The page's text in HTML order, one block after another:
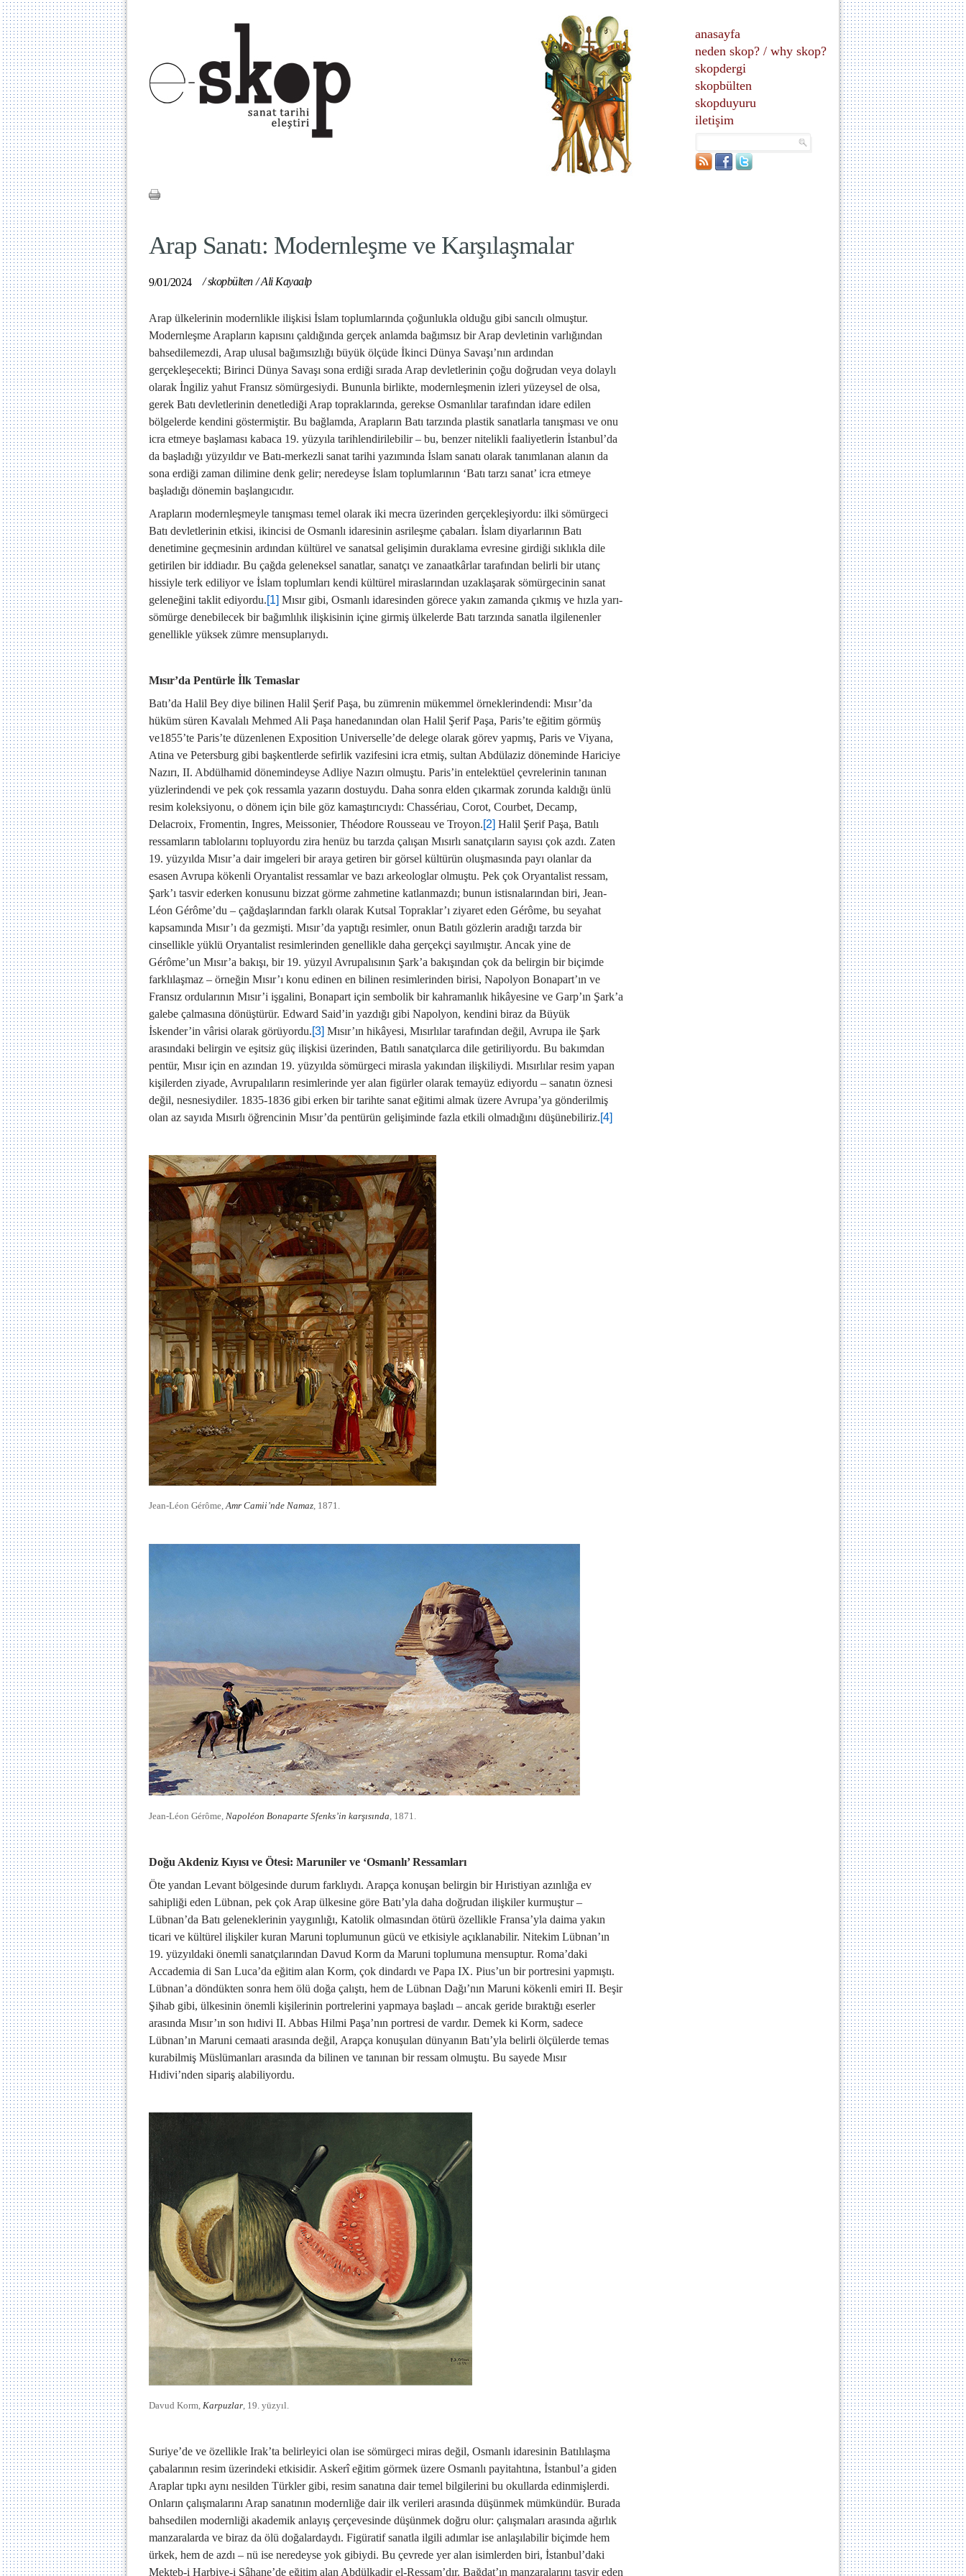
anasayfa
neden skop? / why skop?
skopdergi
skopbülten
skopduyuru
iletişim
Arap Sanatı: Modernleşme ve Karşılaşmalar
9/01/2024 /skopbülten /Ali Kayaalp
Arap ülkelerinin modernlikle ilişkisi İslam toplumlarında çoğunlukla olduğu gibi sancılı olmuştur.
Modernleşme Arapların kapısını çaldığında gerçek anlamda bağımsız bir Arap devletinin varlığından
bahsedilemezdi, Arap ulusal bağımsızlığı büyük ölçüde İkinci Dünya Savaşı’nın ardından
gerçekleşecekti; Birinci Dünya Savaşı sona erdiği sırada Arap devletlerinin çoğu doğrudan veya dolaylı
olarak İngiliz yahut Fransız sömürgesiydi. Bununla birlikte, modernleşmenin izleri yüzeysel de olsa,
gerek Batı devletlerinin denetlediği Arap topraklarında, gerekse Osmanlılar tarafından idare edilen
bölgelerde kendini göstermiştir. Bu bağlamda, Arapların Batı tarzında plastik sanatlarla tanışması ve onu
icra etmeye başlaması kabaca 19. yüzyıla tarihlendirilebilir – bu, benzer nitelikli faaliyetlerin İstanbul’da
da başladığı yüzyıldır ve Batı-merkezli sanat tarihi yazımında İslam sanatı olarak tanımlanan alanın da
sona erdiği zaman dilimine denk gelir; neredeyse İslam toplumlarının ‘Batı tarzı sanat’ icra etmeye
başladığı dönemin başlangıcıdır.
Arapların modernleşmeyle tanışması temel olarak iki mecra üzerinden gerçekleşiyordu: ilki sömürgeci
Batı devletlerinin etkisi, ikincisi de Osmanlı idaresinin asrileşme çabaları. İslam diyarlarının Batı
denetimine geçmesinin ardından kültürel ve sanatsal gelişimin duraklama evresine girdiği sıklıkla dile
getirilen bir iddiadır. Bu çağda geleneksel sanatlar, sanatçı ve zanaatkârlar tarafından belirli bir utanç
hissiyle terk ediliyor ve İslam toplumları kendi kültürel miraslarından uzaklaşarak sömürgecinin sanat
geleneğini taklit ediyordu.[1] Mısır gibi, Osmanlı idaresinden görece yakın zamanda çıkmış ve hızla yarı-
sömürge denebilecek bir bağımlılık ilişkisinin içine girmiş ülkelerde Batı tarzında sanatla ilgilenenler
genellikle yüksek zümre mensuplarıydı.
Mısır’da Pentürle İlk Temaslar
Batı’da Halil Bey diye bilinen Halil Şerif Paşa, bu zümrenin mükemmel örneklerindendi: Mısır’da
hüküm süren Kavalalı Mehmed Ali Paşa hanedanından olan Halil Şerif Paşa, Paris’te eğitim görmüş
ve1855’te Paris’te düzenlenen Exposition Universelle’de delege olarak görev yapmış, Paris ve Viyana,
Atina ve Petersburg gibi başkentlerde sefirlik vazifesini icra etmiş, sultan Abdülaziz döneminde Hariciye
Nazırı, II. Abdülhamid dönemindeyse Adliye Nazırı olmuştu. Paris’in entelektüel çevrelerinin tanınan
yüzlerindendi ve pek çok ressamla yazarın dostuydu. Daha sonra elden çıkarmak zorunda kaldığı ünlü
resim koleksiyonu, o dönem için bile göz kamaştırıcıydı: Chassériau, Corot, Courbet, Decamp,
Delacroix, Fromentin, Ingres, Meissonier, Théodore Rousseau ve Troyon.[2] Halil Şerif Paşa, Batılı
ressamların tablolarını topluyordu zira henüz bu tarzda çalışan Mısırlı sanatçıların sayısı çok azdı. Zaten
19. yüzyılda Mısır’a dair imgeleri bir araya getiren bir görsel kültürün oluşmasında payı olanlar da
esasen Avrupa kökenli Oryantalist ressamlar ve bazı arkeologlar olmuştu. Pek çok Oryantalist ressam,
Şark’ı tasvir ederken konusunu bizzat görme zahmetine katlanmazdı; bunun istisnalarından biri, Jean-
Léon Gérôme’du – çağdaşlarından farklı olarak Kutsal Topraklar’ı ziyaret eden Gérôme, bu seyahat
kapsamında Mısır’ı da gezmişti. Mısır’da yaptığı resimler, onun Batılı gözlerin aradığı tarzda bir
cinsellikle yüklü Oryantalist resimlerinden genellikle daha gerçekçi sayılmıştır. Ancak yine de
Gérôme’un Mısır’a bakışı, bir 19. yüzyıl Avrupalısının Şark’a bakışından çok da belirgin bir biçimde
farklılaşmaz – örneğin Mısır’ı konu edinen en bilinen resimlerinden birisi, Napolyon Bonapart’ın ve
Fransız ordularının Mısır’i işgalini, Bonapart için sembolik bir kahramanlık hikâyesine ve Garp’ın Şark’a
galebe çalmasına dönüştürür. Edward Said’in yazdığı gibi Napolyon, kendini biraz da Büyük
İskender’in vârisi olarak görüyordu.[3] Mısır’ın hikâyesi, Mısırlılar tarafından değil, Avrupa ile Şark
arasındaki belirgin ve eşitsiz güç ilişkisi üzerinden, Batılı sanatçılarca dile getiriliyordu. Bu bakımdan
pentür, Mısır için en azından 19. yüzyılda sömürgeci mirasla yakından ilişkiliydi. Mısırlılar resim yapan
kişilerden ziyade, Avrupalıların resimlerinde yer alan figürler olarak temayüz ediyordu – sanatın öznesi
değil, nesnesiydiler. 1835-1836 gibi erken bir tarihte sanat eğitimi almak üzere Avrupa’ya gönderilmiş
olan az sayıda Mısırlı öğrencinin Mısır’da pentürün gelişiminde fazla etkili olmadığını düşünebiliriz.[4]
Jean-Léon Gérôme,Amr Camii’nde Namaz, 1871.
Jean-Léon Gérôme, Napoléon Bonaparte Sfenks’in karşısında, 1871.
Doğu Akdeniz Kıyısı ve Ötesi: Maruniler ve ‘Osmanlı’ Ressamları
Öte yandan Levant bölgesinde durum farklıydı. Arapça konuşan belirgin bir Hıristiyan azınlığa ev
sahipliği eden Lübnan, pek çok Arap ülkesine göre Batı’yla daha doğrudan ilişkiler kurmuştur –
Lübnan’da Batı geleneklerinin yaygınlığı, Katolik olmasından ötürü özellikle Fransa’yla daima yakın
ticari ve kültürel ilişkiler kuran Maruni toplumunun gücü ve etkisiyle açıklanabilir. Nitekim Lübnan’ın
19. yüzyıldaki önemli sanatçılarından Davud Korm da Maruni toplumuna mensuptur. Roma’daki
Accademia di San Luca’da eğitim alan Korm, çok dindardı ve Papa IX. Pius’un bir portresini yapmıştı.
Lübnan’a döndükten sonra hem ölü doğa çalıştı, hem de Lübnan Dağı’nın Maruni kökenli emiri II. Beşir
Şihab gibi, ülkesinin önemli kişilerinin portrelerini yapmaya başladı – ancak geride bıraktığı eserler
arasında Mısır’ın son hıdivi II. Abbas Hilmi Paşa’nın portresi de vardır. Demek ki Korm, sadece
Lübnan’ın Maruni cemaati arasında değil, Arapça konuşulan dünyanın Batı’yla belirli ölçülerde temas
kurabilmiş Müslümanları arasında da bilinen ve tanınan bir ressam olmuştu. Bu sayede Mısır
Hıdivi’nden sipariş alabiliyordu.
Davud Korm, Karpuzlar, 19. yüzyıl.
Suriye’de ve özellikle Irak’ta belirleyici olan ise sömürgeci miras değil, Osmanlı idaresinin Batılılaşma
çabalarının resim üzerindeki etkisidir. Askerî eğitim görmek üzere Osmanlı payitahtına, İstanbul’a giden
Araplar tıpkı aynı nesilden Türkler gibi, resim sanatına dair temel bilgilerini bu okullarda edinmişlerdi.
Onların çalışmalarını Arap sanatının modernliğe dair ilk verileri arasında düşünmek mümkündür. Burada
bahsedilen modernliği akademik anlayış çerçevesinde düşünmek doğru olur: çalışmaları arasında ağırlık
manzaralarda ve biraz da ölü doğalardaydı. Figüratif sanatla ilgili adımlar ise anlaşılabilir biçimde hem
ürkek, hem de azdı – nü ise neredeyse yok gibiydi. Bu çevrede yer alan isimlerden biri, İstanbul’daki
Mekteb-i Harbiye-i Şâhane’de eğitim alan Abdülkadir el-Ressam’dır. Bağdat’ın manzaralarını tasvir eden